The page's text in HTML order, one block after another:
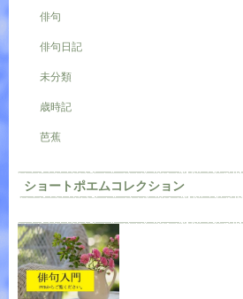
俳句
俳句日記
未分類
歳時記
芭蕉
ショートポエムコレクション